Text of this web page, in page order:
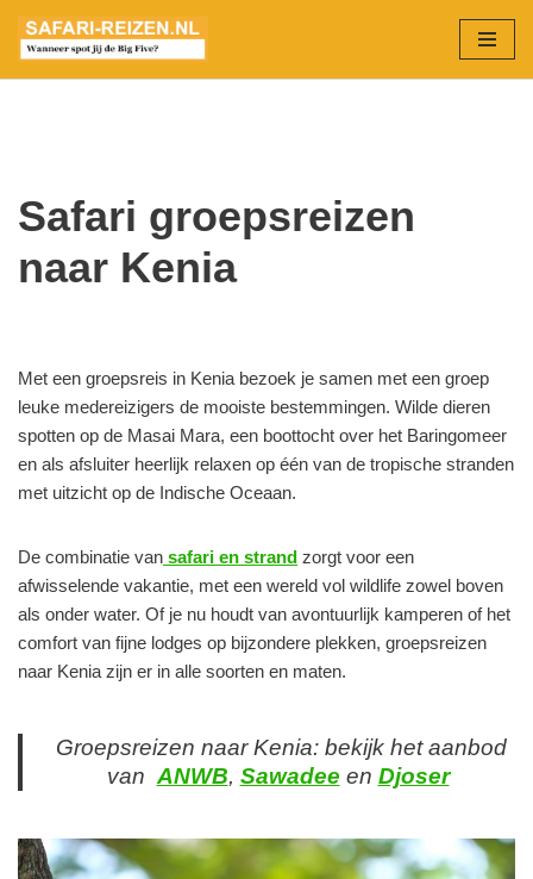
Ga
Safari groepsreizen
naar Kenia
Met een groepsreis in Kenia bezoek je samen met een groep
leuke medereizigers de mooiste bestemmingen. Wilde dieren
spotten op de Masai Mara, een boottocht over het Baringomeer
en als afsluiter heerlijk relaxen op één van de tropische stranden
met uitzicht op de Indische Oceaan.
De combinatie van safari en strand zorgt voor een
afwisselende vakantie, met een wereld vol wildlife zowel boven
als onder water. Of je nu houdt van avontuurlijk kamperen of het
comfort van fijne lodges op bijzondere plekken, groepsreizen
naar Kenia zijn er in alle soorten en maten.
Groepsreizen naar Kenia: bekijk het aanbod
van ANWB, Sawadee en Djoser